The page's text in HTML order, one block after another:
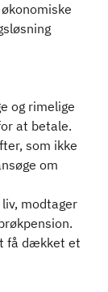
og rimelige
at betale.
som ikke
om
modtager
få dækket et